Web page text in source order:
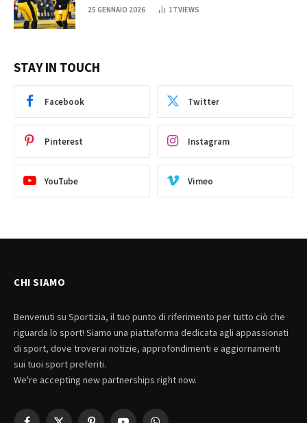
25 GENNAIO 2026 17VIEWS
STAY IN TOUCH
Facebook Twitter
Pinterest Instagram
YouTube Vimeo
CHI SIAMO
Benvenuti su Sportizia, il tuo punto di riferimento per tutto ciò che
riguarda lo sport! Siamo una piattaforma dedicata agli appassionati
di sport, dove troverai notizie, approfondimenti e aggiornamenti
sui tuoi sport preferiti.
We're accepting new partnerships right now.